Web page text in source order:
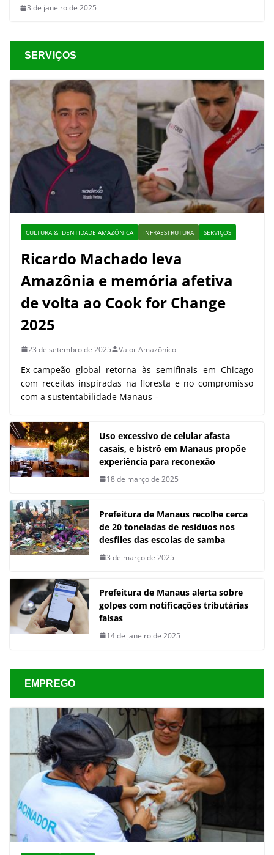
3 de janeiro de 2025
SERVIÇOS
CULTURA & IDENTIDADE AMAZÔNICA INFRAESTRUTURA SERVIÇOS
Ricardo Machado leva
Amazônia e memória afetiva
de volta ao Cook for Change
2025
23 de setembro de 2025 Valor Amazônico
Ex-campeão global retorna às semifinais em Chicago
com receitas inspiradas na floresta e no compromisso
com a sustentabilidade Manaus –
Uso excessivo de celular afasta
casais, e bistrô em Manaus propõe
experiência para reconexão
18 de março de 2025
Prefeitura de Manaus recolhe cerca
de 20 toneladas de resíduos nos
desfiles das escolas de samba
3 de março de 2025
Prefeitura de Manaus alerta sobre
golpes com notificações tributárias
falsas
14 de janeiro de 2025
EMPREGO